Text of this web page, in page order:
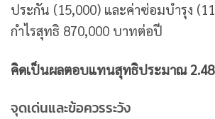
ประกัน (15,000) และค่าซ่อมบำรุง
กำไรสุทธิ 870,000 บาทต่อปี
คิดเป็นผลตอบแทนสุทธิประมาณ
จุดเด่นและข้อควรระวัง